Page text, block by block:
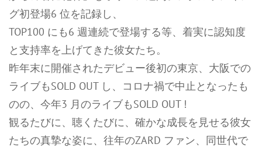
グ初登場6 位を記録し、
TOP100 にも6 週連続で登場する等、着実に認知度
と支持率を上げてきた彼女たち。
昨年末に開催されたデビュー後初の東京、大阪での
ライブもSOLD OUT し、コロナ禍で中止となったも
のの、今年3 月のライブもSOLD OUT !
観るたびに、聴くたびに、確かな成長を見せる彼女
たちの真摯な姿に、往年のZARD ファン、同世代で